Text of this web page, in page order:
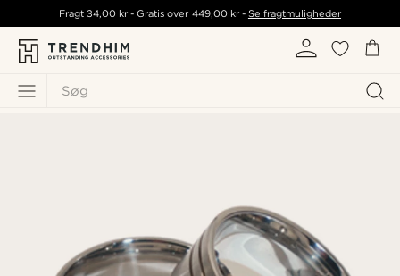
Søg
Fragt34,00 kr - Gratis over 449,00 kr- Se fragtmuligheder